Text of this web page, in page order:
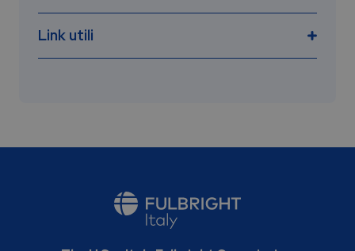
Link utili
http://www.abanet.org